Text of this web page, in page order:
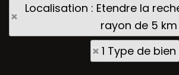
Localisation : Etendre la
rayon de 5 km
1 Type de bien